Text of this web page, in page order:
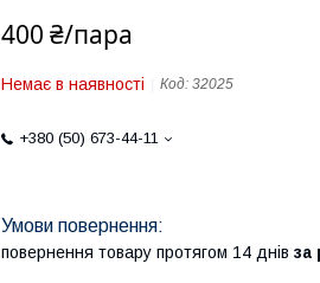
400 ₴/пара
Немає в наявності Код: 32025
+380 (50) 673-44-11
повернення товару протягом 14 днів за